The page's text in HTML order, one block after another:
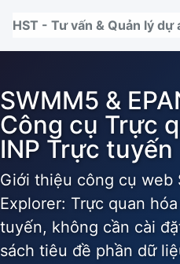
HST - Tư vấn & Quản lý dự
SWMM5 &
Công cụ Trực
INP Trực tuyến
Giới thiệu công cụ web
Explorer: Trực quan
tuyến, không cần cài
sách tiêu đề phần dữ